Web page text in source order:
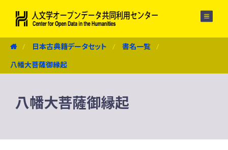
日本古典籍データセット 書名一覧
八幡大菩薩御縁起
八幡大菩薩御縁起